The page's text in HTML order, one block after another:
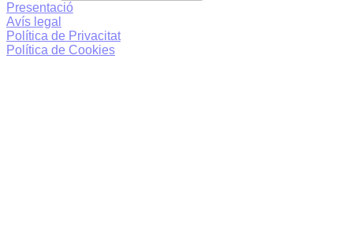
Presentació
Avís legal
Política de Privacitat
Política de Cookies